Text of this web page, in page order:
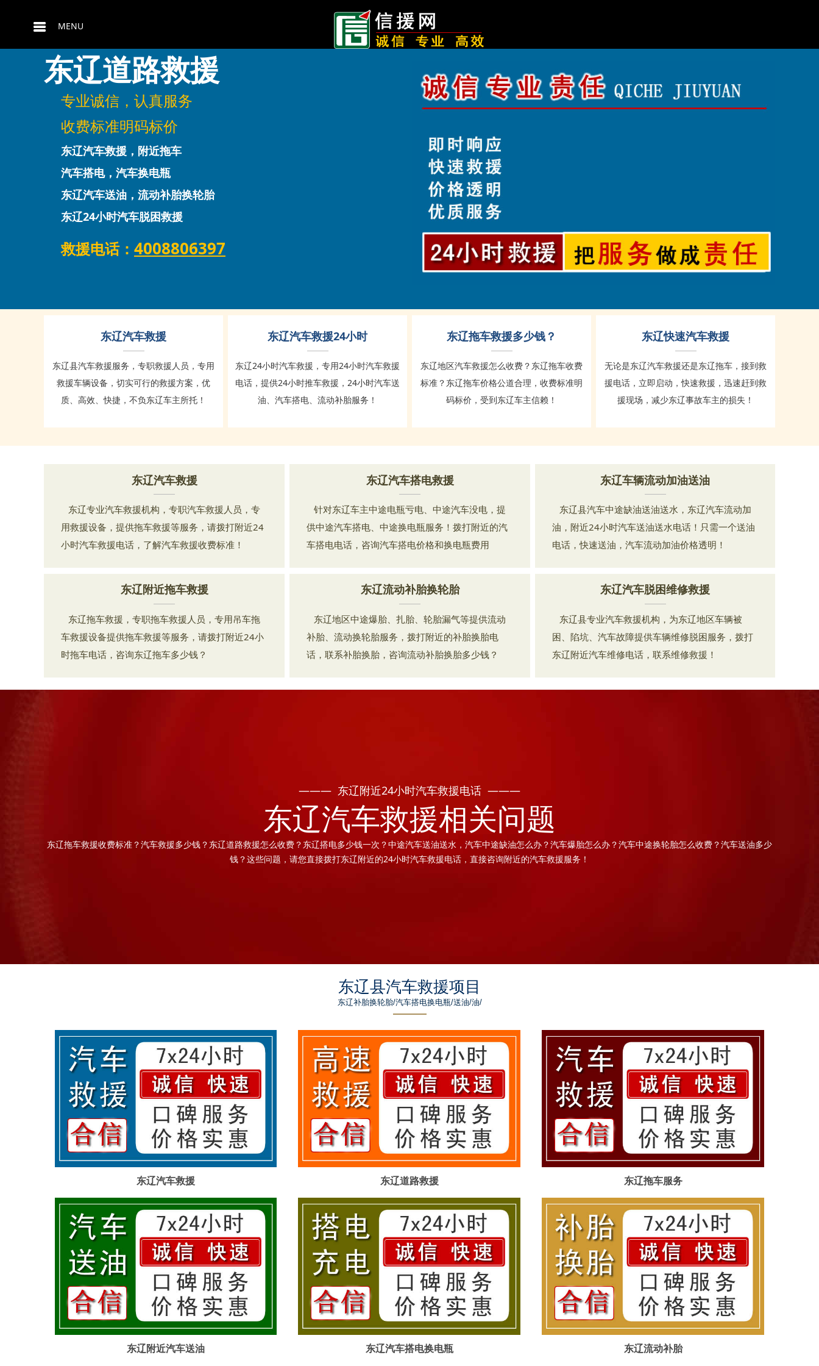
MENU
东辽道路救援
专业诚信，认真服务
收费标准明码标价
东辽汽车救援，附近拖车
汽车搭电，汽车换电瓶
东辽汽车送油，流动补胎换轮胎
东辽24小时汽车脱困救援
救援电话： 4008806397
东辽汽车救援
东辽县汽车救援服务，专职救援人员，专用
救援车辆设备，切实可行的救援方案，优
质、高效、快捷，不负东辽车主所托！
东辽汽车救援24小时
东辽24小时汽车救援，专用24小时汽车救援
电话，提供24小时推车救援，24小时汽车送
油、汽车搭电、流动补胎服务！
东辽拖车救援多少钱？
东辽地区汽车救援怎么收费？东辽拖车收费
标准？东辽拖车价格公道合理，收费标准明
码标价，受到东辽车主信赖！
东辽快速汽车救援
无论是东辽汽车救援还是东辽拖车，接到救
援电话，立即启动，快速救援，迅速赶到救
援现场，减少东辽事故车主的损失！
东辽汽车救援
东辽专业汽车救援机构，专职汽车救援人员，专
用救援设备，提供拖车救援等服务，请拨打附近24
小时汽车救援电话，了解汽车救援收费标准！
东辽附近拖车救援
东辽拖车救援，专职拖车救援人员，专用吊车拖
车救援设备提供拖车救援等服务，请拨打附近24小
时拖车电话，咨询东辽拖车多少钱？
东辽汽车搭电救援
针对东辽车主中途电瓶亏电、中途汽车没电，提
供中途汽车搭电、中途换电瓶服务！拨打附近的汽
车搭电电话，咨询汽车搭电价格和换电瓶费用
东辽流动补胎换轮胎
东辽地区中途爆胎、扎胎、轮胎漏气等提供流动
补胎、流动换轮胎服务，拨打附近的补胎换胎电
话，联系补胎换胎，咨询流动补胎换胎多少钱？
东辽车辆流动加油送油
东辽县汽车中途缺油送油送水，东辽汽车流动加
油，附近24小时汽车送油送水电话！只需一个送油
电话，快速送油，汽车流动加油价格透明！
东辽汽车脱困维修救援
东辽县专业汽车救援机构，为东辽地区车辆被
困、陷坑、汽车故障提供车辆维修脱困服务，拨打
东辽附近汽车维修电话，联系维修救援！
——— 东辽附近24小时汽车救援电话 ———
东辽汽车救援相关问题
东辽拖车救援收费标准？汽车救援多少钱？东辽道路救援怎么收费？东辽搭电多少钱一次？中途汽车送油送水，汽车中途缺油怎么办？汽车爆胎怎么办？汽车中途换轮胎怎么收费？汽车送油多少
钱？这些问题，请您直接拨打东辽附近的24小时汽车救援电话，直接咨询附近的汽车救援服务！
东辽县汽车救援项目
东辽补胎换轮胎/汽车搭电换电瓶/送油/油/
东辽汽车救援 东辽道路救援 东辽拖车服务
东辽附近汽车送油 东辽汽车搭电换电瓶 东辽流动补胎